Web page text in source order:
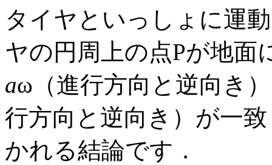
タイヤといっしょに運
ヤの円周上の点Pが地面
aω（進行方向と逆向き
行方向と逆向き）が一
かれる結論です．